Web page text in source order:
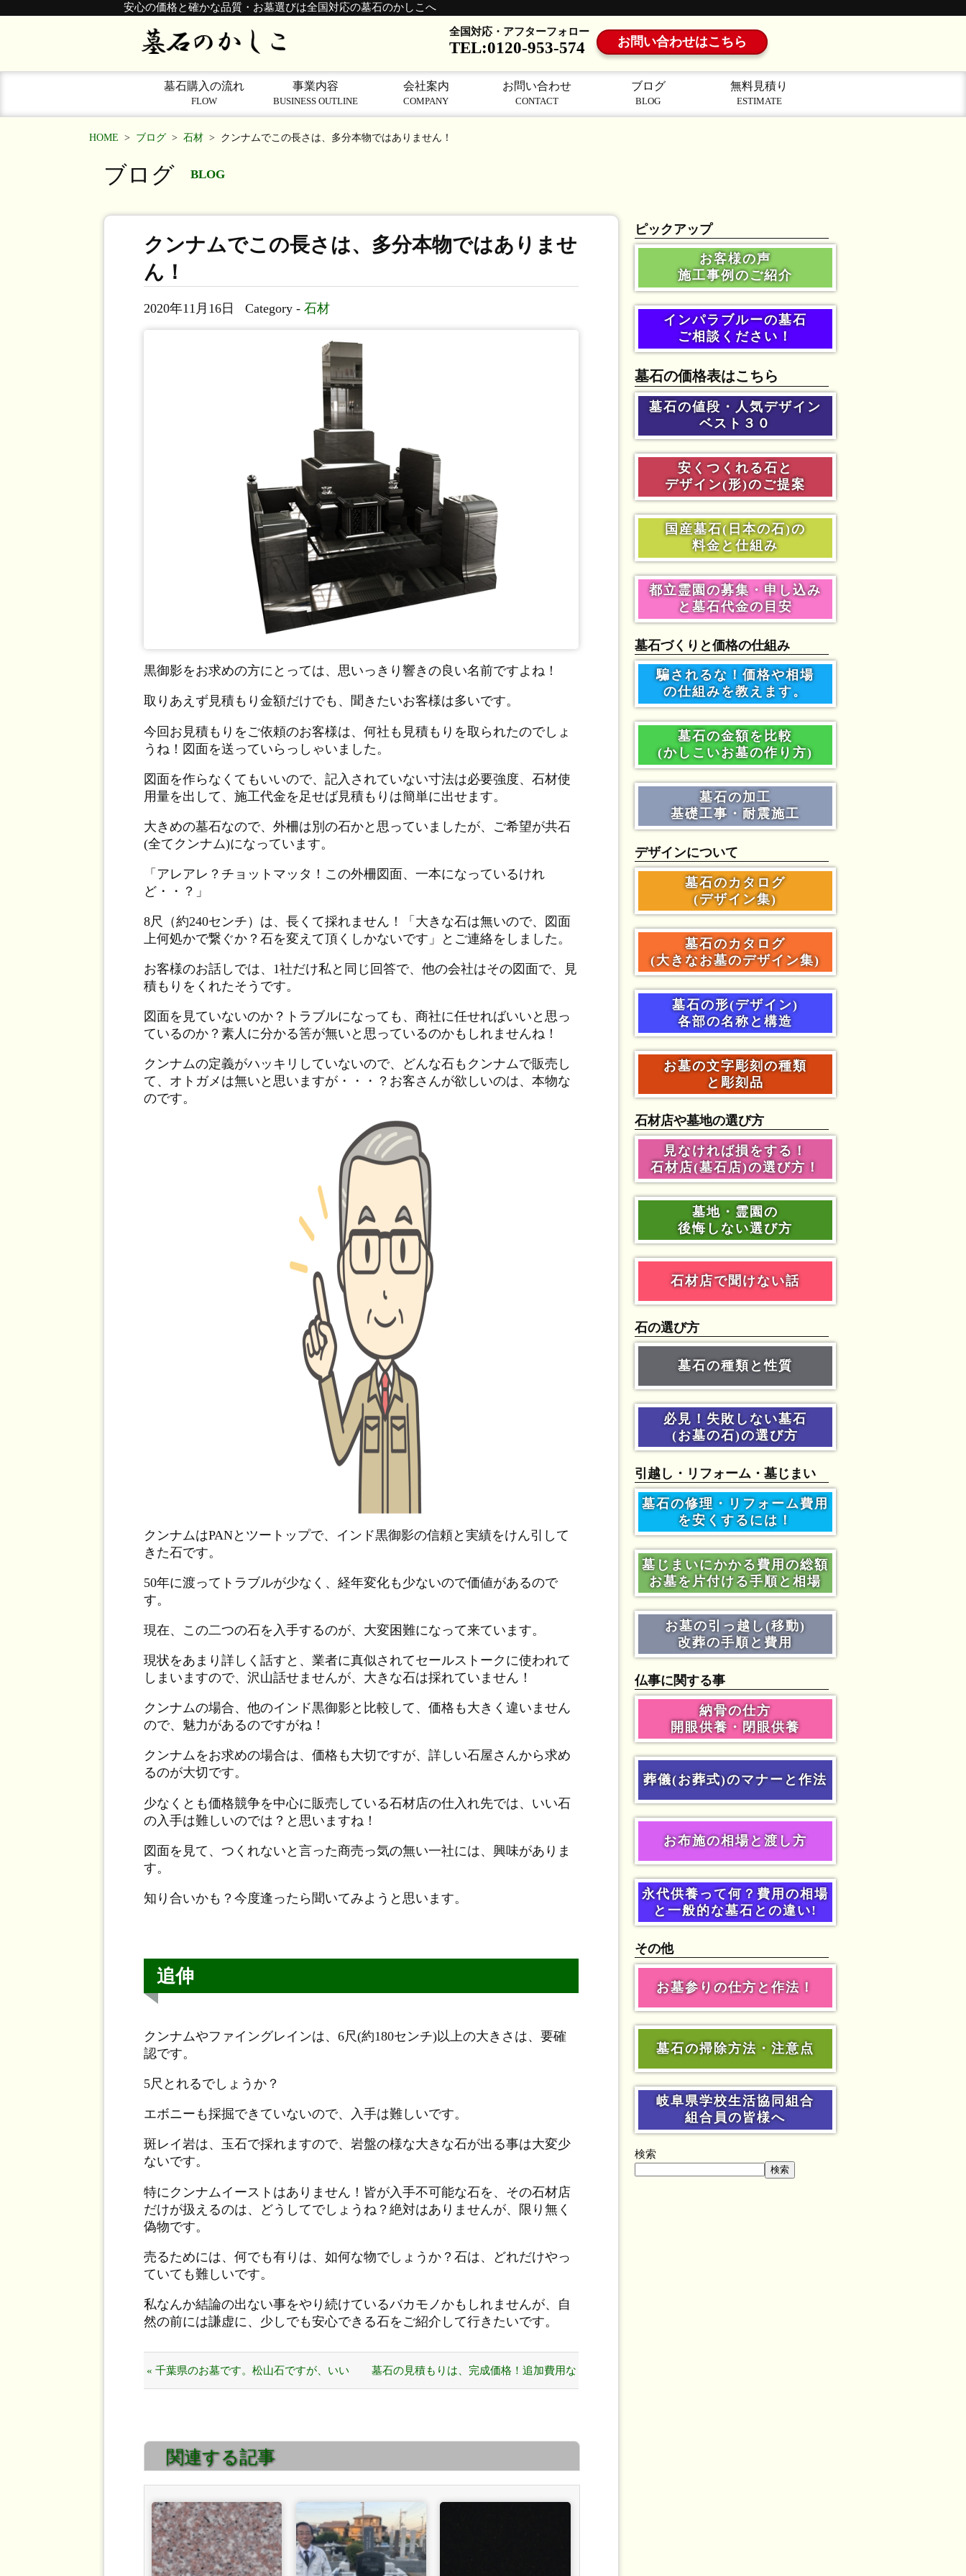
安心の価格と確かな品質・お墓選びは全国対応の墓石のかしこへ
全国対応・アフターフォロー
TEL:0120-953-574 お問い合わせはこちら
墓石購入の流れ
FLOW
事業内容
BUSINESS OUTLINE
会社案内
COMPANY
お問い合わせ
CONTACT
ブログ
BLOG
無料見積り
ESTIMATE
HOME > ブログ > 石材 > クンナムでこの長さは、多分本物ではありません！
ブログ BLOG
クンナムでこの長さは、多分本物ではありませ
ん！
2020年11月16日 Category - 石材
黒御影をお求めの方にとっては、思いっきり響きの良い名前ですよね！
取りあえず見積もり金額だけでも、聞きたいお客様は多いです。
今回お見積もりをご依頼のお客様は、何社も見積もりを取られたのでしょ
うね！図面を送っていらっしゃいました。
図面を作らなくてもいいので、記入されていない寸法は必要強度、石材使
用量を出して、施工代金を足せば見積もりは簡単に出せます。
大きめの墓石なので、外柵は別の石かと思っていましたが、ご希望が共石
(全てクンナム)になっています。
「アレアレ？チョットマッタ！この外柵図面、一本になっているけれ
ど・・？」
8尺（約240センチ）は、長くて採れません！「大きな石は無いので、図面
上何処かで繋ぐか？石を変えて頂くしかないです」とご連絡をしました。
お客様のお話しでは、1社だけ私と同じ回答で、他の会社はその図面で、見
積もりをくれたそうです。
図面を見ていないのか？トラブルになっても、商社に任せればいいと思っ
ているのか？素人に分かる筈が無いと思っているのかもしれませんね！
クンナムの定義がハッキリしていないので、どんな石もクンナムで販売し
て、オトガメは無いと思いますが・・・？お客さんが欲しいのは、本物な
のです。
クンナムはPANとツートップで、インド黒御影の信頼と実績をけん引して
きた石です。
50年に渡ってトラブルが少なく、経年変化も少ないので価値があるので
す。
現在、この二つの石を入手するのが、大変困難になって来ています。
現状をあまり詳しく話すと、業者に真似されてセールストークに使われて
しまいますので、沢山話せませんが、大きな石は採れていません！
クンナムの場合、他のインド黒御影と比較して、価格も大きく違いません
ので、魅力があるのですがね！
クンナムをお求めの場合は、価格も大切ですが、詳しい石屋さんから求め
るのが大切です。
少なくとも価格競争を中心に販売している石材店の仕入れ先では、いい石
の入手は難しいのでは？と思いますね！
図面を見て、つくれないと言った商売っ気の無い一社には、興味がありま
す。
知り合いかも？今度逢ったら聞いてみようと思います。
追伸
クンナムやファイングレインは、6尺(約180センチ)以上の大きさは、要確
認です。
5尺とれるでしょうか？
エボニーも採掘できていないので、入手は難しいです。
斑レイ岩は、玉石で採れますので、岩盤の様な大きな石が出る事は大変少
ないです。
特にクンナムイーストはありません！皆が入手不可能な石を、その石材店
だけが扱えるのは、どうしてでしょうね？絶対はありませんが、限り無く
偽物です。
売るためには、何でも有りは、如何な物でしょうか？石は、どれだけやっ
ていても難しいです。
私なんか結論の出ない事をやり続けているバカモノかもしれませんが、自
然の前には謙虚に、少しでも安心できる石をご紹介して行きたいです。
« 千葉県のお墓です。松山石ですが、いい 墓石の見積もりは、完成価格！追加費用な
関連する記事
ピックアップ
お客様の声
施工事例のご紹介
インパラブルーの墓石
ご相談ください！
墓石の価格表はこちら
墓石の値段・人気デザイン
ベスト３０
安くつくれる石と
デザイン(形)のご提案
国産墓石(日本の石)の
料金と仕組み
都立霊園の募集・申し込み
と墓石代金の目安
墓石づくりと価格の仕組み
騙されるな！価格や相場
の仕組みを教えます。
墓石の金額を比較
(かしこいお墓の作り方)
墓石の加工
基礎工事・耐震施工
デザインについて
墓石のカタログ
(デザイン集)
墓石のカタログ
(大きなお墓のデザイン集)
墓石の形(デザイン)
各部の名称と構造
お墓の文字彫刻の種類
と彫刻品
石材店や墓地の選び方
見なければ損をする！
石材店(墓石店)の選び方！
墓地・霊園の
後悔しない選び方
石材店で聞けない話
石の選び方
墓石の種類と性質
必見！失敗しない墓石
(お墓の石)の選び方
引越し・リフォーム・墓じまい
墓石の修理・リフォーム費用
を安くするには！
墓じまいにかかる費用の総額
お墓を片付ける手順と相場
お墓の引っ越し(移動)
改葬の手順と費用
仏事に関する事
納骨の仕方
開眼供養・閉眼供養
葬儀(お葬式)のマナーと作法
お布施の相場と渡し方
永代供養って何？費用の相場
と一般的な墓石との違い!
その他
お墓参りの仕方と作法！
墓石の掃除方法・注意点
岐阜県学校生活協同組合
組合員の皆様へ
検索
検索